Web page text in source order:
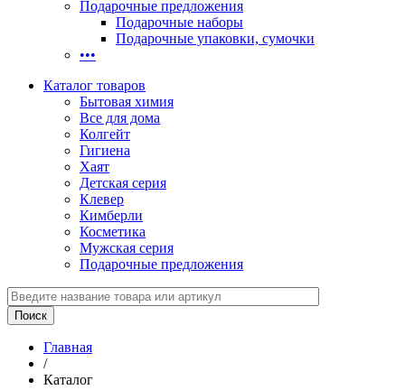
Подарочные предложения
Подарочные наборы
Подарочные упаковки, сумочки
•••
Каталог товаров
Бытовая химия
Все для дома
Колгейт
Гигиена
Хаят
Детская серия
Клевер
Кимберли
Косметика
Мужская серия
Подарочные предложения
Главная
/
Каталог